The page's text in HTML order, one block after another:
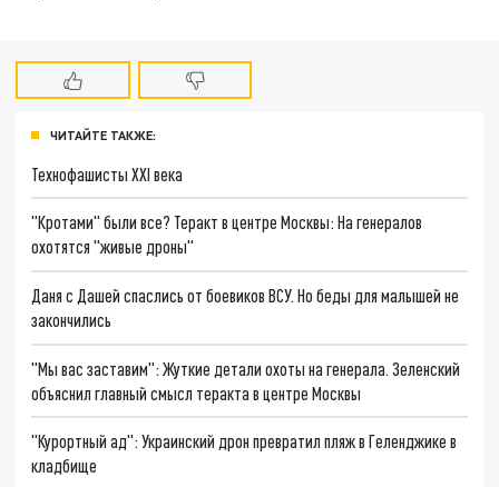
ЧИТАЙТЕ ТАКЖЕ:
Технофашисты XXI века
"Кротами" были все? Теракт в центре Москвы: На генералов
охотятся "живые дроны"
Даня с Дашей спаслись от боевиков ВСУ. Но беды для малышей не
закончились
"Мы вас заставим": Жуткие детали охоты на генерала. Зеленский
объяснил главный смысл теракта в центре Москвы
"Курортный ад": Украинский дрон превратил пляж в Геленджике в
кладбище